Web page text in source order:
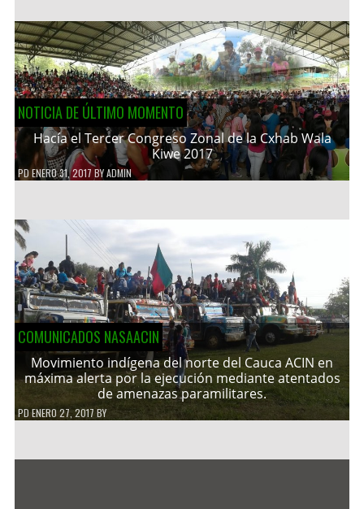
NOTICIA DE ÚLTIMO MOMENTO
Hacía el Tercer Congreso Zonal de la Cxhab Wala
Kiwe 2017
PDENERO 31, 2017 BYADMIN
COMUNICADOS NASAACIN
Movimiento indígena del norte del Cauca ACIN en
máxima alerta por la ejecución mediante atentados
de amenazas paramilitares.
PDENERO 27, 2017 BY